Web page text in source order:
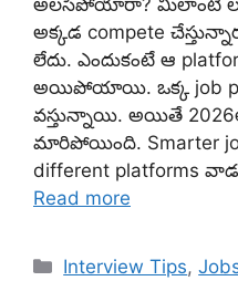
అలసిపోయారా? మీలాంటి
అక్కడ compete
లేదు. ఎందుకంటే ఆ
అయిపోయాయి. ఒక్క job
వస్తున్నాయి. అయితే
మారిపోయింది. Smarter
different platforms
Read more
Categories
Interview Tips,